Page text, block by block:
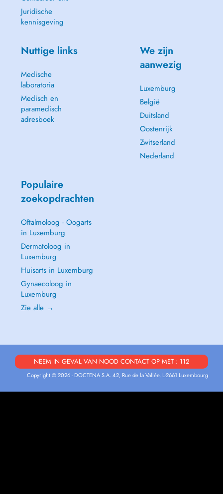
Juridische
kennisgeving
Nuttige links
Medische
laboratoria
Medisch en
paramedisch
adresboek
We zijn
aanwezig
Luxemburg
België
Duitsland
Oostenrijk
Zwitserland
Nederland
Populaire
zoekopdrachten
Oftalmoloog - Oogarts
in Luxemburg
Dermatoloog in
Luxemburg
Huisarts in Luxemburg
Gynaecoloog in
Luxemburg
Zie alle →
NEEM IN GEVAL VAN NOOD CONTACT OP MET : 112
Copyright © 2026 - DOCTENA S.A. 42, Rue de la Vallée, L-2661 Luxembourg